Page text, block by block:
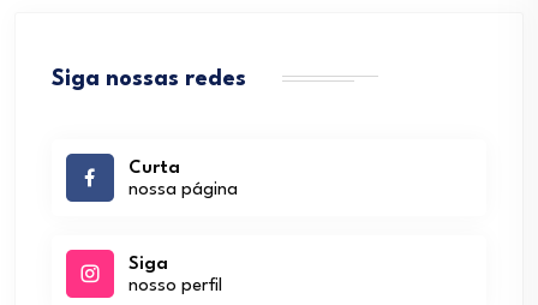
Siga nossas redes
Curta
nossa página
Siga
nosso perfil